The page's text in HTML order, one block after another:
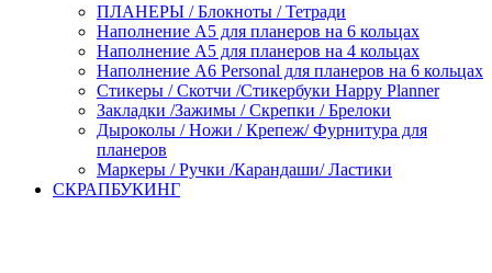
ПЛАНЕРЫ / Блокноты / Тетради
Наполнение А5 для планеров на 6 кольцах
Наполнение А5 для планеров на 4 кольцах
Наполнение А6 Personal для планеров на 6 кольцах
Стикеры / Скотчи /Стикербуки Happy Planner
Закладки /Зажимы / Скрепки / Брелоки
Дыроколы / Ножи / Крепеж/ Фурнитура для
планеров
Маркеры / Ручки /Карандаши/ Ластики
СКРАПБУКИНГ